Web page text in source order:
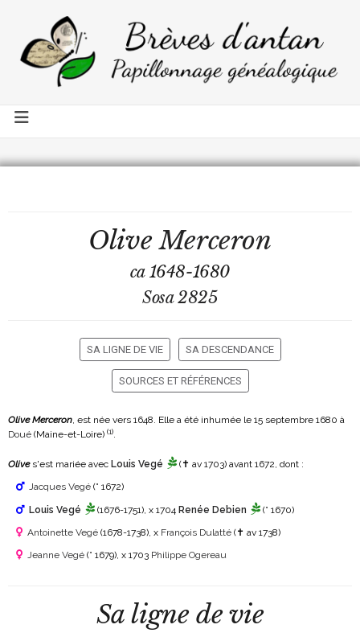
OliveMerceron
ca 1648-1680
Sosa 2825
SA LIGNE DE VIE SA DESCENDANCE
SOURCES ET RÉFÉRENCES
Olive Merceron, est née vers 1648. Elle a été inhumée le 15 septembre 1680 à
Doué (Maine-et-Loire) (1).
Olives'est mariée avec Louis Vegé (✝ av 1703) avant 1672, dont :
Jacques Vegé (° 1672)
Louis Vegé (1676-1751), x 1704 Renée Debien
(° 1670)
Antoinette Vegé (1678-1738), x François Dulatté (✝ av 1738)
Jeanne Vegé (° 1679), x 1703 Philippe Ogereau
Sa ligne de vie